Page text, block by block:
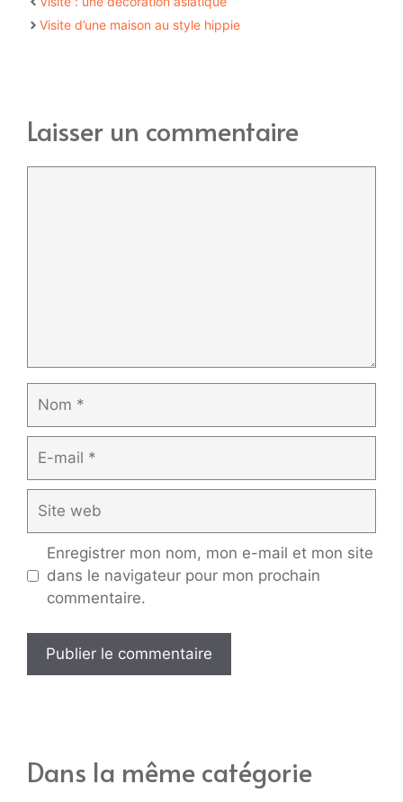
Visite d’une maison au style hippie
Laisser un commentaire
mail
web
Enregistrer mon nom, mon e-mail et mon site
dans le navigateur pour mon prochain
commentaire.
Dans la même catégorie